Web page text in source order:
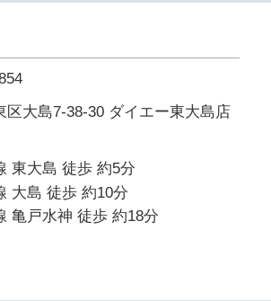
区大島7-38-30 ダイエー東大島店
東大島 徒歩 約5分
大島 徒歩 約10分
亀戸水神 徒歩 約18分